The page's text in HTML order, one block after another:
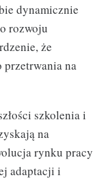
dynamicznie
rozwoju
że
przetrwania na
szkolenia i
na
rynku pracy
adaptacji i